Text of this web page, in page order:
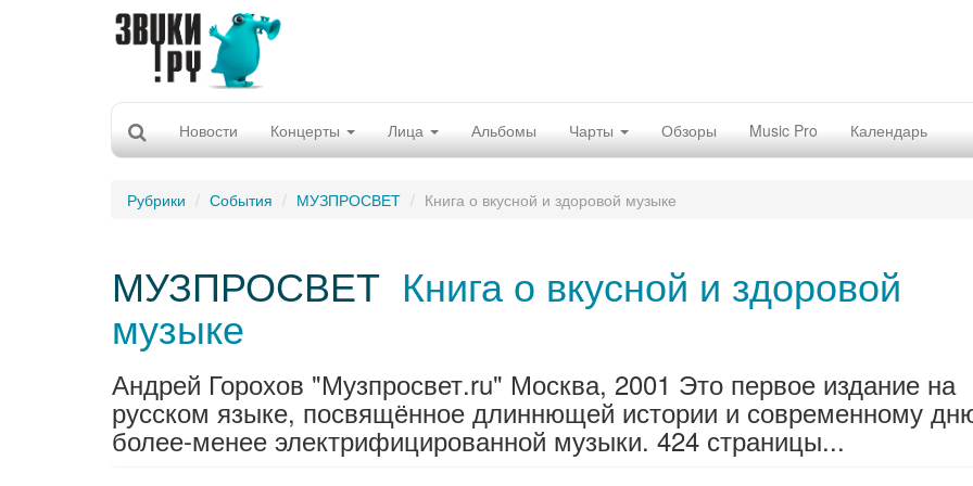
Новости Концерты Лица Альбомы Чарты Обзоры Music Pro Календарь
Рубрики События МУЗПРОСВЕТ Книга о вкусной и здоровой музыке
МУЗПРОСВЕТ Книга о вкусной и здоровой
музыке
Андрей Горохов "Музпросвет.ru" Москва, 2001 Это первое издание на
русском языке, посвящённое длиннющей истории и современному
более-менее электрифицированной музыки. 424 страницы...